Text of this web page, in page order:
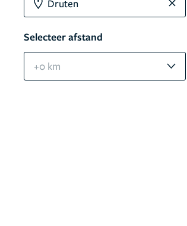
Selecteer afstand
+0 km